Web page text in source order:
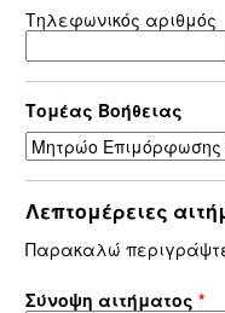
Τηλεφωνικός αριθμός
Τομέας Βοήθειας
Λεπτομέρειες
Παρακαλώ
Σύνοψη αιτήματος *